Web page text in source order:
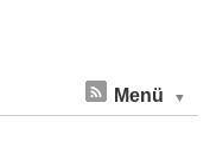
Menü